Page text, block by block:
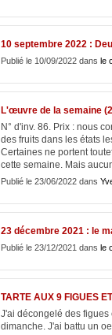
10 septembre 2022 :
Publié le 10/09/2022 dans le
L'œuvre de la semaine
N° d'inv. 86. Prix : nous
des fruits dans les états
Certaines ne portent
cette semaine. Mais
Publié le 23/06/2022 dans
23 décembre 2021 : le
Publié le 23/12/2021 dans le
TARTE AUX 9 FIGUES
J'ai décongelé des figues
dimanche. J'ai battu un